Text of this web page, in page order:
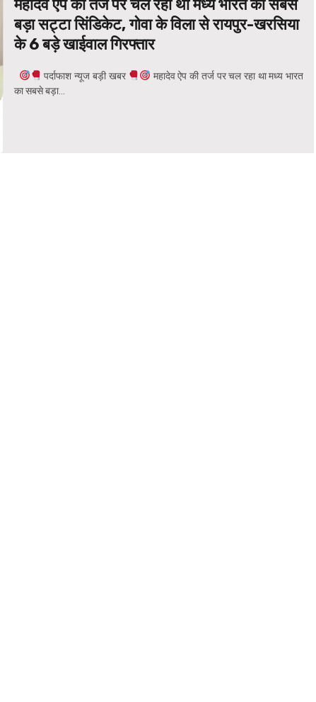
महादेव ऐप की तर्ज पर चल रहा था मध्य भारत का सबसे
बड़ा सट्टा सिंडिकेट, गोवा के विला से रायपुर-खरसिया
के 6 बड़े खाईवाल गिरफ्तार
पर्दाफाश न्यूज बड़ी खबर
महादेव ऐप की तर्ज पर चल रहा था मध्य भारत
का सबसे बड़ा...